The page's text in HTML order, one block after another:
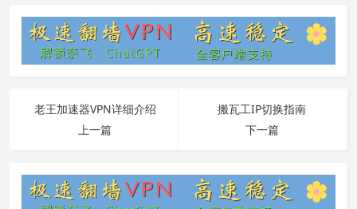
老王加速器VPN详细介绍
上一篇
搬瓦工IP切换指南
下一篇